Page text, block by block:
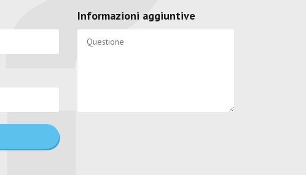
Informazioni aggiuntive